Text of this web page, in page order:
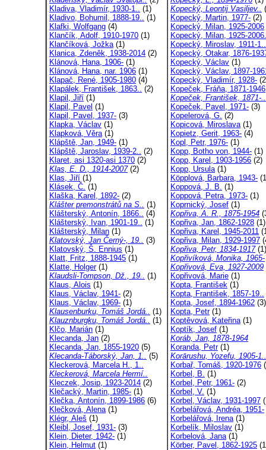
Kladiva, Vladimír, 1930-1.. (1)
Kladivo, Bohumil, 1888-19.. (1)
Klafki, Wolfgang (4)
Klančík, Adolf, 1910-1970 (1)
Klančíková, Jožka(1)
Klanica, Zdeněk, 1938-2014 (2)
Klánová, Hana, 1906- (1)
Klánová, Hana, nar. 1906 (1)
Klapač, René, 1905-1980 (4)
Klapálek, František, 1863.. (2)
Klapil, Jiří (1)
Klapil, Pavel (1)
Klapil, Pavel, 1937- (3)
Klapka, Václav (1)
Klapková, Věra(1)
Klápště, Jan, 1949- (1)
Klápště, Jaroslav, 1939-2.. (2)
Klaret, asi 1320-asi 1370 (2)
Klas, E. D., 1914-2007(2)
Klas, Jiří (1)
Klásek, Č. (1)
Klaška, Karel, 1892- (2)
Klášter premonstrátů na S.. (1)
Klášterský, Antonín, 1866.. (4)
Klášterský, Ivan, 1901-19.. (1)
Klášterský, Milan (1)
Klatovský, Jan Černý-, 19.. (3)
Klatovský, Š. Ennius (1)
Klatt, Fritz, 1888-1945 (1)
Klatte, Holger(1)
Klaudsli-Tompson, Dž., 19.. (1)
Klaus, Alois (1)
Klaus, Václav, 1941- (2)
Klaus, Václav, 1969- (1)
Klausenburku, Tomáš Jordá.. (1)
Klauznburgku, Tomáš Jordá.. (1)
Klčo, Marián (1)
Klecanda, Jan (2)
Klecanda, Jan, 1855-1920 (5)
Klecanda-Táborský, Jan, 1.. (5)
Kleckerová, Marcela H., 1..
Kleckerová, Marcela Hermí..
Kleczek, Josip, 1923-2014 (2)
Klečacký, Martin, 1985- (1)
Klečka, Antonín, 1899-1986 (6)
Klečková, Alena(1)
Klégr, Aleš (1)
Kleibl, Josef, 1931- (3)
Klein, Dieter, 1942- (1)
Klein, Helmut (1)
Kopecký, Leontij Vasiljev..
Kopecký, Martin, 1977- (2)
Kopecký, Milan, 1925-2006
Kopecký, Milan, 1925-
Kopecký, Miroslav, 1911-1..
Kopecký, Otakar, 1876-
Kopecký, Václav (1)
Kopecký, Václav, 1897-
Kopecký, Vladimír, 1928-
Kopeček, Fráňa, 1871-1946
Kopeček, František, 1871-..
Kopeček, Pavel, 1971- (3)
Kopelerová, G. (2)
Kopicová, Miroslava(1)
Kopietz, Gerit, 1963- (4)
Kopl, Petr, 1976- (1)
Kopp, Botho von, 1944- (1)
Kopp, Karel, 1903-1956 (2)
Kopp, Ursula(1)
Köpplová, Barbara, 1943-
Koppová, J. B. (1)
Koppová, Petra, 1973- (1)
Koprnický, Josef (1)
Kopřiva, A. R., 1875-1954
Kopřiva, Jan, 1862-1928 (1)
Kopřiva, Karel, 1945-2011
Kopřiva, Milan, 1929-1997
Kopřiva, Petr, 1834-1917(1)
Kopřivíková, Monika, 1965-
Kopřivová, Eva, 1927-2009
Kopřivová, Marie (1)
Kopta, František (1)
Kopta, František, 1857-19..
Kopta, Josef, 1894-1962 (3)
Kopta, Petr(1)
Koptěvová, Kateřina(1)
Koptík, Josef (1)
Koráb, Jan, 1878-1964
Koranda, Petr(1)
Korārushu, Yozefu, 1905-1..
Korbař, Tomáš, 1920-1976
Korbel, B. (1)
Korbel, Petr, 1961- (2)
Korbel, V. (1)
Korbel, Václav, 1931-1997
Korbelářová, Andréa, 1951-
Korbelářová, Irena(1)
Korbelík, Miloslav (1)
Korbelová, Jana(1)
Körber, Pavel, 1862-1925